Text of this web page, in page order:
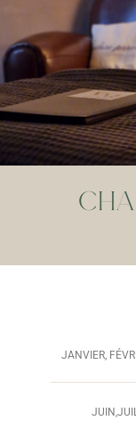
JANVIER,